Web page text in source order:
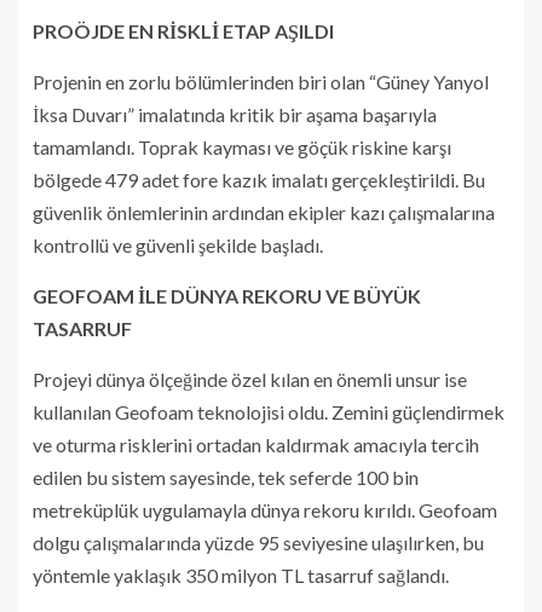
PROÖJDE EN RİSKLİ ETAP AŞILDI
Projenin en zorlu bölümlerinden biri olan “Güney Yanyol
İksa Duvarı” imalatında kritik bir aşama başarıyla
tamamlandı. Toprak kayması ve göçük riskine karşı
bölgede 479 adet fore kazık imalatı gerçekleştirildi. Bu
güvenlik önlemlerinin ardından ekipler kazı çalışmalarına
kontrollü ve güvenli şekilde başladı.
GEOFOAM İLE DÜNYA REKORU VE BÜYÜK
TASARRUF
Projeyi dünya ölçeğinde özel kılan en önemli unsur ise
kullanılan Geofoam teknolojisi oldu. Zemini güçlendirmek
ve oturma risklerini ortadan kaldırmak amacıyla tercih
edilen bu sistem sayesinde, tek seferde 100 bin
metreküplük uygulamayla dünya rekoru kırıldı. Geofoam
dolgu çalışmalarında yüzde 95 seviyesine ulaşılırken, bu
yöntemle yaklaşık 350 milyon TL tasarruf sağlandı.